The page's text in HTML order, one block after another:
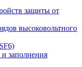
защиты от
высоковольтного
и заполнения